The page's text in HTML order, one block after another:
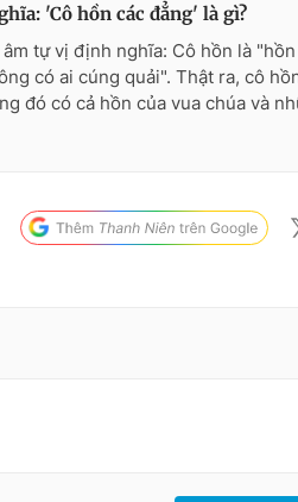
'Cô hồn các đẳng' là gì?
tự vị định nghĩa: Cô hồn là "hồn
có ai cúng quải". Thật ra, cô
đó có cả hồn của vua chúa và